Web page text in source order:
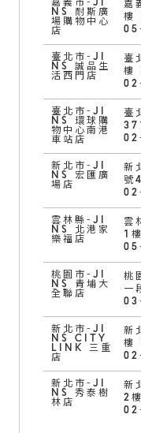
嘉義市-JI
NS 耐斯廣
場購物中心
店
嘉
樓
臺北市-JI
NS 誠品生
活西門店
臺
樓
臺北市-JI
NS 環球購
物中心南港
車站店
臺
新北市-JI
NS 宏匯廣
場店
新
號
雲林縣-JI
NS 北港家
樂福店
雲
1
桃園市-JI
NS 青埔大
全聯店
桃
一
新北市-JI
NS CITY
LINK 三重
店
新
樓
新北市-JI
NS 秀泰樹
林店
新
2